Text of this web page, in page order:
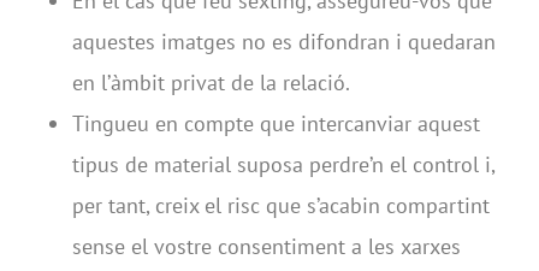
aquestes imatges no es difondran i quedaran
en l’àmbit privat de la relació.
Tingueu en compte que intercanviar aquest
tipus de material suposa perdre’n el control i,
per tant, creix el risc que s’acabin compartint
sense el vostre consentiment a les xarxes